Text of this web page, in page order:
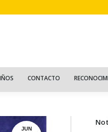
CONTACTO
JUN
RECURSOS NIÑOS